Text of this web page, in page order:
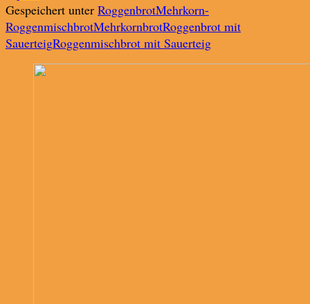
Gespeichert unter RoggenbrotMehrkorn-
RoggenmischbrotMehrkornbrotRoggenbrot mit
SauerteigRoggenmischbrot mit Sauerteig